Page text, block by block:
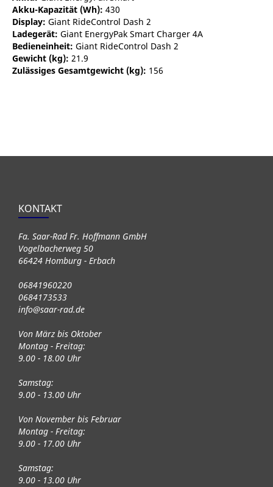
Akku-Kapazität (Wh): 430
Display: Giant RideControl Dash 2
Ladegerät: Giant EnergyPak Smart Charger 4A
Bedieneinheit: Giant RideControl Dash 2
Gewicht (kg): 21.9
Zulässiges Gesamtgewicht (kg): 156
KONTAKT
Fa. Saar-Rad Fr. Hoffmann GmbH
Vogelbacherweg 50
66424 Homburg - Erbach
06841960220
0684173533
info@saar-rad.de
Von März bis Oktober
Montag - Freitag:
9.00 - 18.00 Uhr
Samstag:
9.00 - 13.00 Uhr
Von November bis Februar
Montag - Freitag:
9.00 - 17.00 Uhr
Samstag:
9.00 - 13.00 Uhr